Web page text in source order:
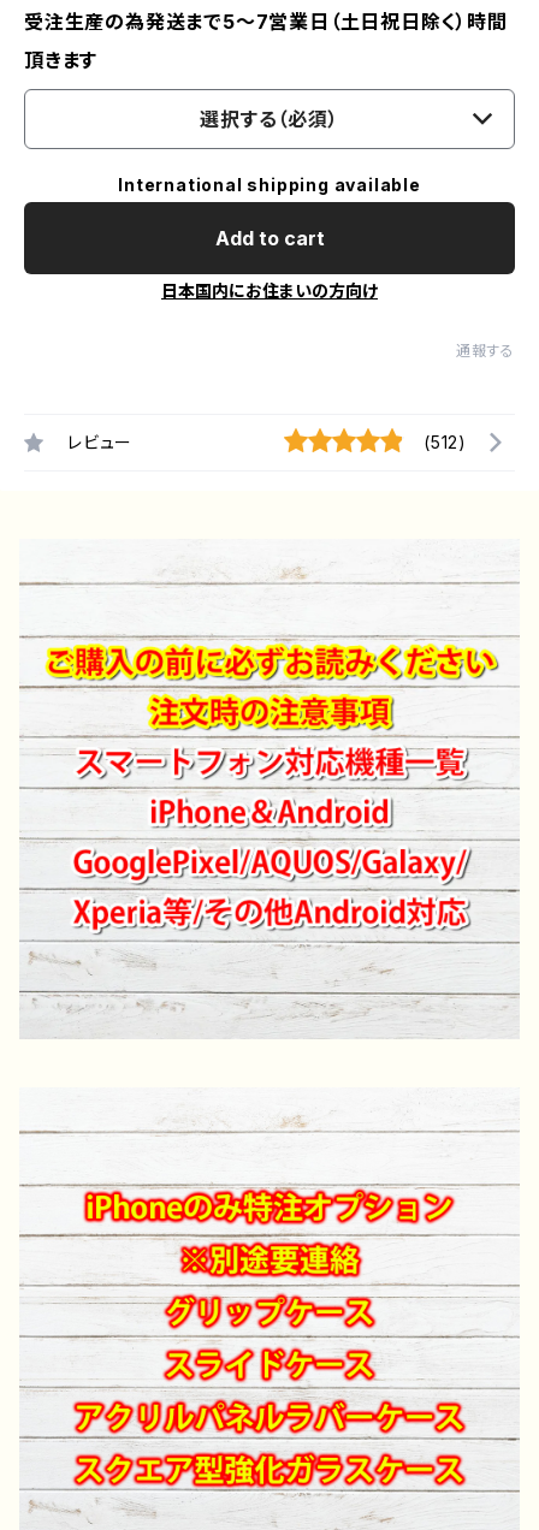
受注生産の為発送まで5～7営業日（土日祝日除く）時間
頂きます
選択する（必須）
International shipping available
Add to cart
日本国内にお住まいの方向け
通報する
レビュー (512)